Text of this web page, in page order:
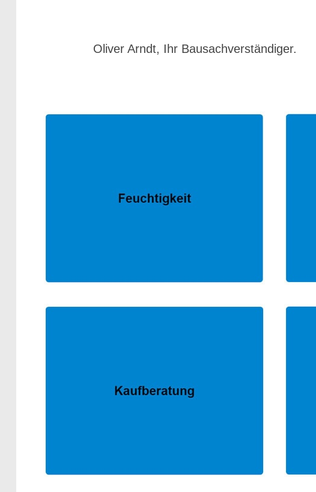
Oliver Arndt, Ihr Bausachverständiger.